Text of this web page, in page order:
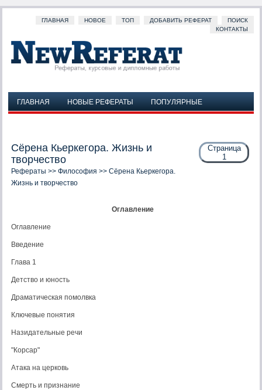
ГЛАВНАЯ НОВОЕ ТОП ДОБАВИТЬ РЕФЕРАТ
ПОИСК
КОНТАКТЫ
ГЛАВНАЯ НОВЫЕ РЕФЕРАТЫ
ПОПУЛЯРНЫЕ
Страница
1
Сёрена Кьеркегора. Жизнь и
творчество
Рефераты >> Философия >> Сёрена Кьеркегора.
Жизнь и творчество
Оглавление
Оглавление
Введение
Глава 1
Детство и юность
Драматическая помолвка
Ключевые понятия
Назидательные речи
"Корсар"
Атака на церковь
Смерть и признание